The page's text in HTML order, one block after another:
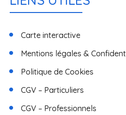
Carte interactive
Mentions légales &
Politique de Cookies
CGV – Particuliers
CGV – Professionnels